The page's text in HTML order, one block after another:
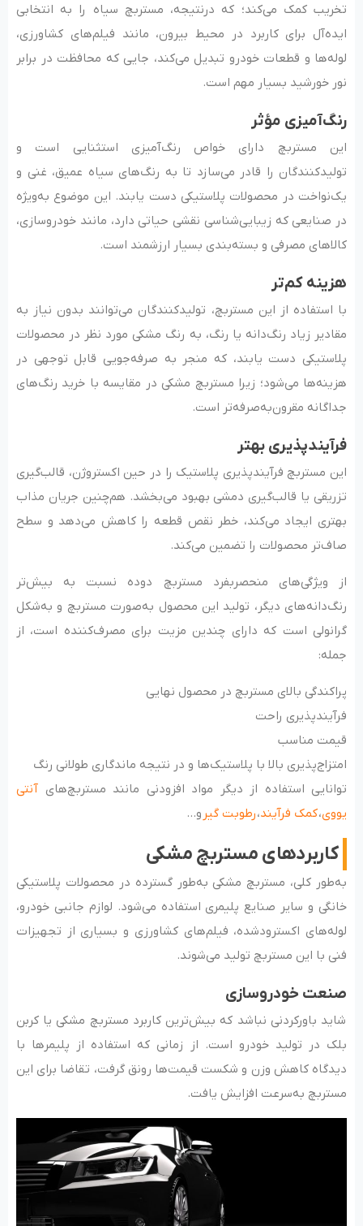
تخریب کمک می‌کند؛ که درنتیجه، مستربچ سیاه را به انتخابی
ایده‌‌آل برای کاربرد در محیط بیرون، مانند فیلم‌های کشاورزی،
لوله‌‌ها و قطعات خودرو تبدیل می‌‌کند، جایی که محافظت در برابر
نور خورشید بسیار مهم است.
رنگ‌آمیزی مؤثر
این مستربچ دارای خواص رنگ‌‌آمیزی استثنایی است و
تولیدکنندگان را قادر می‌‌سازد تا به رنگ‌‌های سیاه عمیق، غنی و
یک‌نواخت در محصولات پلاستیکی دست یابند. این موضوع به‌ویژه
در صنایعی که زیبایی‌شناسی نقشی حیاتی دارد، مانند خودروسازی،
کالاهای مصرفی و بسته‌بندی بسیار ارزشمند است.
هزینه کم‌تر
با استفاده از این مستربچ، تولیدکنندگان می‌توانند بدون نیاز به
مقادیر زیاد رنگ‌دانه یا رنگ، به رنگ مشکی مورد نظر در محصولات
پلاستیکی دست یابند، که منجر به صرفه‌جویی قابل توجهی در
هزینه‌ها می‌شود؛ زیرا مستربچ مشکی در مقایسه با خرید رنگ‌های
جداگانه مقرون‌به‌صرفه‌تر است.
فرآیندپذیری بهتر
این مستربچ فرآیندپذیری پلاستیک را در حین اکستروژن، قالب‌گیری
تزریقی یا قالب‌گیری دمشی بهبود می‌بخشد. هم‌چنین جریان مذاب
بهتری ایجاد می‌کند، خطر نقص قطعه را کاهش می‌دهد و سطح
صاف‌تر محصولات را تضمین می‌کند.
از ویژگی‌های منحصربفرد مستربچ دوده نسبت به بیش‌تر
رنگ‌دانه‌های دیگر، تولید این محصول به‌صورت مستربچ و به‌شکل
گرانولی است که دارای چندین مزیت برای مصرف‌کننده است، از
جمله:
پراکندگی بالای مستربچ در محصول نهایی
فرآیندپذیری راحت
قیمت مناسب
امتزاج‌پذیری بالا با پلاستیک‌ها و در نتیجه ماندگاری طولانی رنگ
توانایی استفاده از دیگر مواد افزودنی مانند مستربچ‌های آنتی
یووی،کمک فرآیند،رطوبت گیر و…
کاربردهای مستربچ مشکی
به‌طور کلی، مستربچ مشکی به‌طور گسترده در محصولات پلاستیکی
خانگی و سایر صنایع پلیمری استفاده می‌شود. لوازم جانبی خودرو،
لوله‌های اکسترودشده، فیلم‌های کشاورزی و بسیاری از تجهیزات
فنی با این مستربچ تولید می‌شوند.
صنعت خودروسازی
شاید باورکردنی نباشد که بیش‌ترین کاربرد مستربچ مشکی یا کربن
بلک در تولید خودرو است. از زمانی که استفاده از پلیمرها با
دیدگاه کاهش وزن و شکست قیمت‌ها رونق گرفت، تقاضا برای این
مستربچ به‌سرعت افزایش یافت.